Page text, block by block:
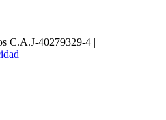
C.A.J-40279329-4 |